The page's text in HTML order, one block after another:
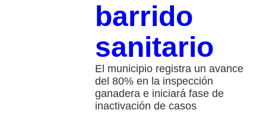
barrido
sanitario
El municipio registra un avance
del 80% en la inspección
ganadera e iniciará fase de
inactivación de casos